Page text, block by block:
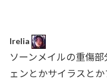
Irelia
ソーンメイルの重傷
ェンとかサイラスとか